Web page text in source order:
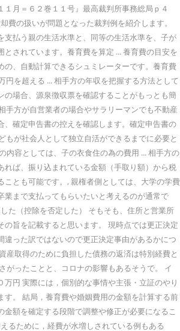
月＝６２巻１１号』最高裁判所事務総局ｐ４
費の扱いが問題となった裁判例を紹介します。
支払う親の生活水準と、同等の生活水準を、子が
とされています。養育費を算定 ... 養育費の目安を
の、自動計算できるシュミレーターです。養育費
円を超える ... 相手方の年収を把握する方法として
の場合、源泉徴収票を確認することがもっとも簡
手方が自営業者の場合やサラリーマンでも不動産
、確定申告書の控えを確認します。確定申告書の
もが社会人として独立自活ができるまでに必要と
内容としては、子の衣食住の為の費用 ... 相手方の
れば、振り込まれている金額（手取り額）から税
ことも可能です。, 親権者側としては、大学の学費
業まで支払ってもらいたいと考えるのが通常で
た（控除を否定した） そもそも、住所と営業所
の旨を記載すると思います。 現時点では更正決定
違った訳ではないので更正決定事由があるかにつ
産取得のために負担した債務の返済は特別経費と
がったことと、コロナの影響もあるそうで。 イ
円 実際には，個別的な事情や主張・立証のやり
す。 結局，養育費や婚姻費用の金額を計算する前
金額を確定する段階で調整や修正が必要になるこ
るために，経費が水増しされている例もある